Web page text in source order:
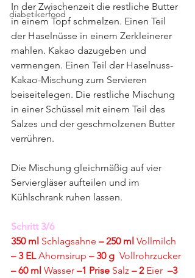
diabetikerfood
In der Zwischenzeit die restliche Butter
in einem Topf schmelzen. Einen Teil
der Haselnüsse in einem Zerkleinerer
mahlen. Kakao dazugeben und
vermengen. Einen Teil der Haselnuss-
Kakao-Mischung zum Servieren
beiseitelegen. Die restliche Mischung
in einer Schüssel mit einem Teil des
Salzes und der geschmolzenen Butter
verrühren.
Die Mischung gleichmäßig auf vier
Serviergläser aufteilen und im
Kühlschrank ruhen lassen.
Schritt 3/6
350 ml Schlagsahne – 250 ml Vollmilch
– 3 EL Ahornsirup – 30 g Vollrohrzucker
– 60 ml Wasser –1 Prise Salz – 2 Eier
  –3